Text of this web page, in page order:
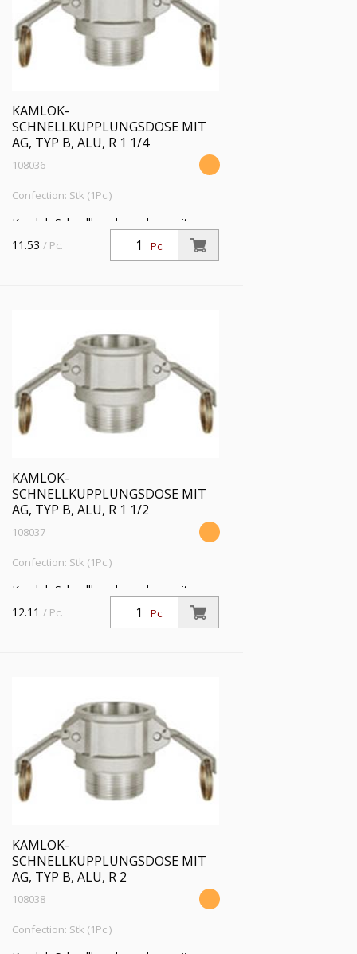
KAMLOK-
SCHNELLKUPPLUNGSDOSE MIT
AG, TYP B, ALU, R 1 1/4
108036
Confection: Stk (1Pc.)
Kamlok-Schnellkupplungsdose mit
Außengewinde, Typ B, Aluminium, R 1
1/4, für Stecker-Ø 45 mm, Druck max.
Pc.
11.53 / Pc.
KAMLOK-
SCHNELLKUPPLUNGSDOSE MIT
AG, TYP B, ALU, R 1 1/2
108037
Confection: Stk (1Pc.)
Kamlok-Schnellkupplungsdose mit
Außengewinde, Typ B, Aluminium, R 1
1/2, für Stecker-Ø 53 mm, Druck max.
Pc.
12.11 / Pc.
KAMLOK-
SCHNELLKUPPLUNGSDOSE MIT
AG, TYP B, ALU, R 2
108038
Confection: Stk (1Pc.)